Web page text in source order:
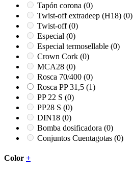
Tapón corona (0)
Twist-off extradeep (H18) (0)
Twist-off(0)
Especial (0)
Especial termosellable (0)
Crown Cork (0)
MCA28 (0)
Rosca 70/400 (0)
Rosca PP 31,5 (1)
PP 22 S (0)
PP28 S (0)
DIN18 (0)
Bomba dosificadora (0)
Conjuntos Cuentagotas (0)
Color +